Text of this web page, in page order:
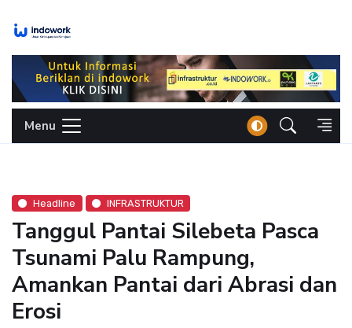
Menu
Headline INFRASTRUKTUR
Tanggul Pantai Silebeta Pasca
Tsunami Palu Rampung,
Amankan Pantai dari Abrasi dan
Erosi